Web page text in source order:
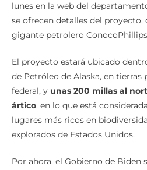
lunes en la web del
se ofrecen detalles del proyecto,
gigante petrolero
El proyecto estará ubicado
de Petróleo de Alaska, en tierras
federal, y unas 200 millas al
ártico, en lo que está
lugares más ricos en
explorados de Estados Unidos.
Por ahora, el Gobierno de Biden